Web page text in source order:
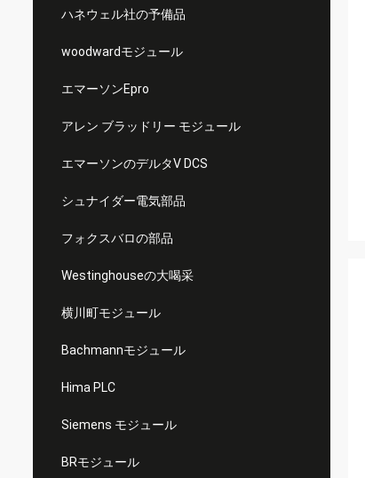
ハネウェル社の予備品
woodwardモジュール
エマーソンEpro
アレン ブラッドリー モジュール
エマーソンのデルタV DCS
シュナイダー電気部品
フォクスバロの部品
Westinghouseの大喝采
横川町モジュール
Bachmannモジュール
Hima PLC
Siemens モジュール
BRモジュール